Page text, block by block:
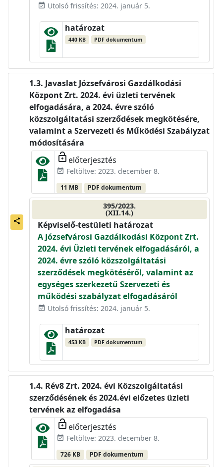
event_available Utolsó frissítés: 2024. január 5.
határozat
440 KB PDF dokumentum
share
Javaslat Józsefvárosi Gazdálkodási
Központ Zrt. 2024. évi üzleti tervének
elfogadására, a 2024. évre szóló
közszolgáltatási szerződések megkötésére,
valamint a Szervezeti és Működési Szabályzat
módosítására
lock_open előterjesztés
event_available Feltöltve: 2023. december 8.
11 MB PDF dokumentum
395/2023.
(XII.14.)
Képviselő-testületi határozat
A Józsefvárosi Gazdálkodási Központ Zrt.
2024. évi Üzleti tervének elfogadásáról, a
2024. évre szóló közszolgáltatási
szerződések megkötéséről, valamint az
egységes szerkezetű Szervezeti és
működési szabályzat elfogadásáról
event_available Utolsó frissítés: 2024. január 5.
határozat
453 KB PDF dokumentum
Rév8 Zrt. 2024. évi Közszolgáltatási
szerződésének és 2024.évi előzetes üzleti
tervének az elfogadása
lock_open előterjesztés
event_available Feltöltve: 2023. december 8.
726 KB PDF dokumentum